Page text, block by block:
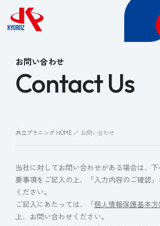
お問い合わせ
Contact Us
共立プラニング HOME お問い合わせ
当社に対してお問い合わせがある場合は、
要事項をご記入の上、「入力内容のご確認
ください。
ご記入にあたっては、「個人情報保護基本方
上、お問い合わせください。